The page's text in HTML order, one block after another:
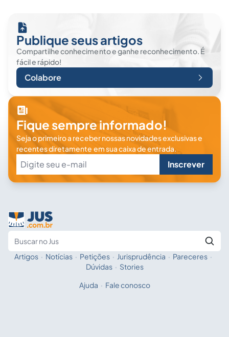
Publique seus artigos
Compartilhe conhecimento e ganhe reconhecimento. É
fácil e rápido!
Colabore
Fique sempre informado!
Seja o primeiro a receber nossas novidades exclusivas e
recentes diretamente em sua caixa de entrada.
Inscrever
Fale com a IA
Artigos · Notícias · Petições · Jurisprudência · Pareceres ·
Dúvidas · Stories
Ajuda · Fale conosco